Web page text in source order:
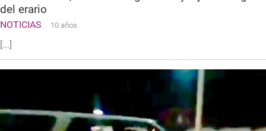
del erario
NOTICIAS 10 años
[...]